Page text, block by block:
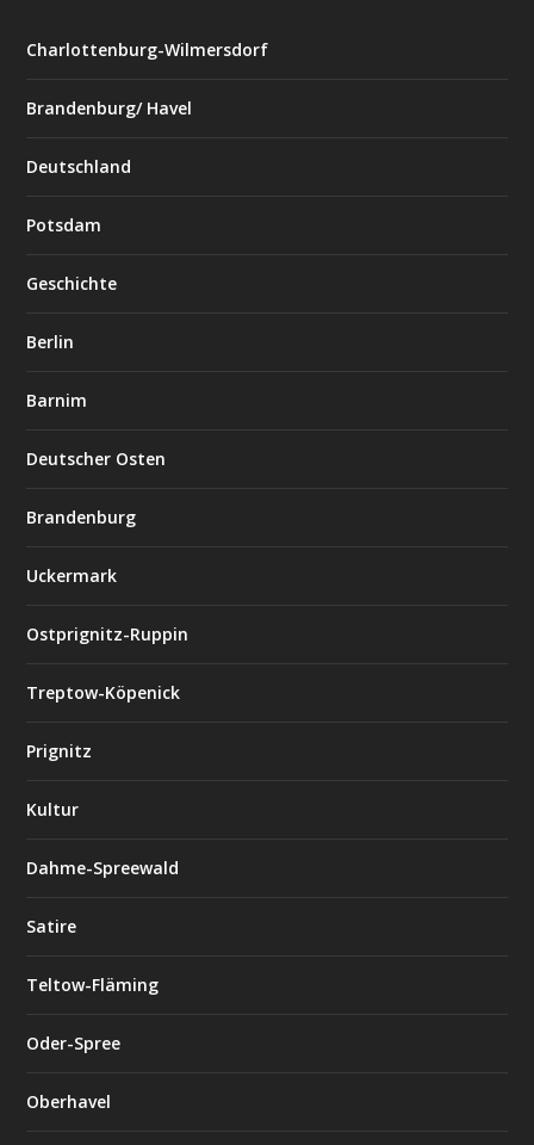
Charlottenburg-Wilmersdorf
Brandenburg/ Havel
Deutschland
Potsdam
Geschichte
Berlin
Barnim
Deutscher Osten
Brandenburg
Uckermark
Ostprignitz-Ruppin
Treptow-Köpenick
Prignitz
Kultur
Dahme-Spreewald
Satire
Teltow-Fläming
Oder-Spree
Oberhavel